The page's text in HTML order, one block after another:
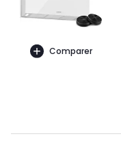
Comparer